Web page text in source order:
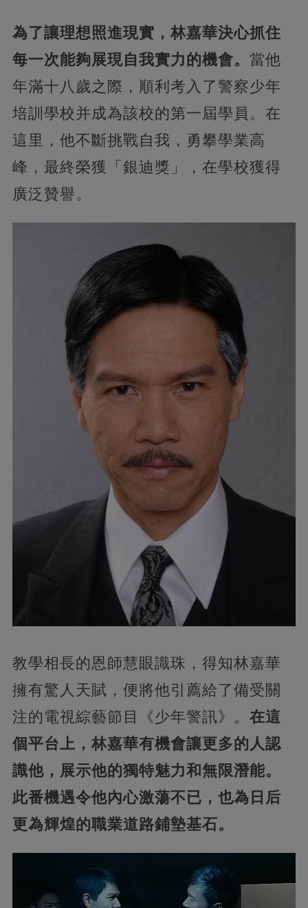
為了讓理想照進現實，林嘉華決心抓住
每一次能夠展現自我實力的機會。 當他
年滿十八歲之際，順利考入了警察少年
培訓學校并成為該校的第一屆學員。在
這里，他不斷挑戰自我，勇攀學業高
峰，最終榮獲「銀迪獎」，在學校獲得
廣泛贊譽。
教學相長的恩師慧眼識珠，得知林嘉華
擁有驚人天賦，便將他引薦給了備受關
注的電視綜藝節目《少年警訊》。 在這
個平台上，林嘉華有機會讓更多的人認
識他，展示他的獨特魅力和無限潛能。
此番機遇令他內心激蕩不已，也為日后
更為輝煌的職業道路鋪墊基石。